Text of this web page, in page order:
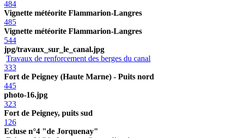
484
Vignette météorite Flammarion-Langres
485
Vignette météorite Flammarion-Langres
544
jpg/travaux_sur_le_canal.jpg
Travaux de renforcement des berges du canal
333
Fort de Peigney (Haute Marne) - Puits nord
445
photo-16.jpg
323
Fort de Peigney, puits sud
126
Ecluse n°4 "de Jorquenay"